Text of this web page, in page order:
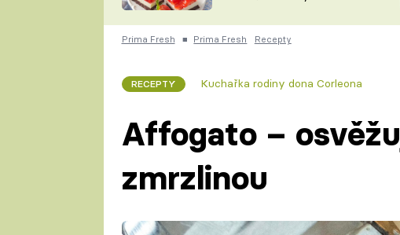
ČESKO NA TALÍŘI
KUCHAŘKA
Prima Fresh ■ Prima Fresh Recepty
RECEPTY Kuchařka rodiny dona Corleona
Affogato –
zmrzlinou